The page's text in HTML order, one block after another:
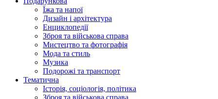
Їжа та напої
Дизайн і архітектура
Енциклопедії
Зброя та військова справа
Мистецтво та фотографія
Мода та стиль
Музика
Подорожі та транспорт
Тематична
Історія, соціологія, політика
Зброя та військова справа